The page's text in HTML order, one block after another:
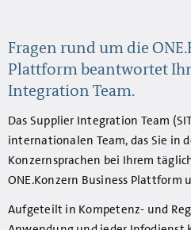
Fragen rund um die
Plattform beantwortet
Integration Team.
Das Supplier Integration Team
internationalen Team, das Sie in
Konzernsprachen bei Ihrem
ONE.Konzern Business Plattform
Aufgeteilt in Kompetenz- und